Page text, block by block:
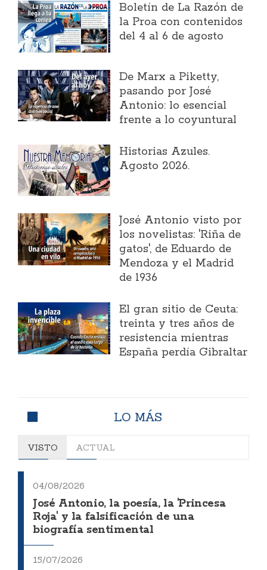
Boletín de La Razón de
la Proa con contenidos
del 4 al 6 de agosto
​De Marx a Piketty,
pasando por José
Antonio: lo esencial
frente a lo coyuntural
Historias Azules.
Agosto 2026.
José Antonio visto por
los novelistas: 'Riña de
gatos', de Eduardo de
Mendoza y el Madrid
de 1936
El gran sitio de Ceuta:
treinta y tres años de
resistencia mientras
España perdía Gibraltar
LO MÁS
VISTO ACTUAL
04/08/2026
José Antonio, la poesía, la 'Princesa
Roja' y la falsificación de una
biografía sentimental
15/07/2026